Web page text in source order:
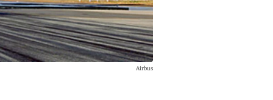
Airbus